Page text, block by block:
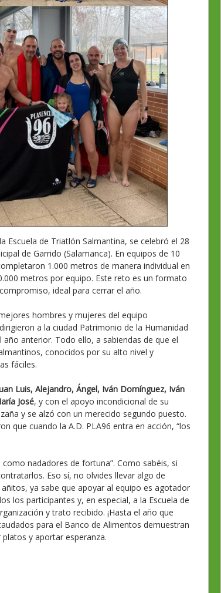
Escuela de Triatlón Salmantina, se celebró el 28
de Garrido (Salamanca). En equipos de 10
1.000 metros de manera individual en
metros por equipo. Este reto es un formato
ideal para cerrar el año.
hombres y mujeres del equipo
a la ciudad Patrimonio de la Humanidad
anterior. Todo ello, a sabiendas de que el
conocidos por su alto nivel y
fáciles.
Luis, Alejandro, Ángel, Iván Domínguez, Iván
José, y con el apoyo incondicional de su
y se alzó con un merecido segundo puesto.
que cuando la A.D. PLA96 entra en acción, “los
nadadores de fortuna”. Como sabéis, si
Eso sí, no olvides llevar algo de
ya sabe que apoyar al equipo es agotador
los participantes y, en especial, a la Escuela de
y trato recibido. ¡Hasta el año que
para el Banco de Alimentos demuestran
y aportar esperanza.